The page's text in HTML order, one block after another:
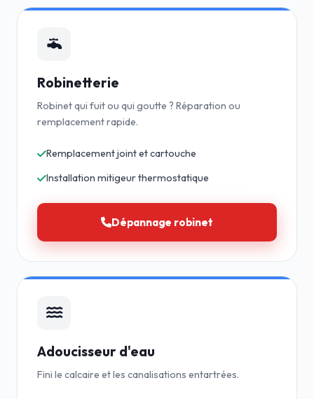
Robinetterie
Robinet qui fuit ou qui goutte ? Réparation ou
remplacement rapide.
Remplacement joint et cartouche
Installation mitigeur thermostatique
Dépannage robinet
Adoucisseur d'eau
Fini le calcaire et les canalisations entartrées.